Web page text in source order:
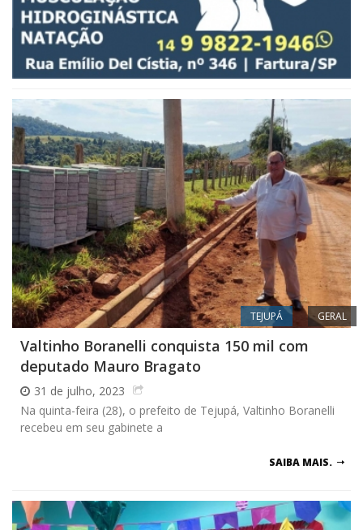
TEJUPÁ GERAL
Valtinho Boranelli conquista 150 mil com
deputado Mauro Bragato
31 de julho, 2023
Na quinta-feira (28), o prefeito de Tejupá, Valtinho Boranelli
recebeu em seu gabinete a
SAIBA MAIS.